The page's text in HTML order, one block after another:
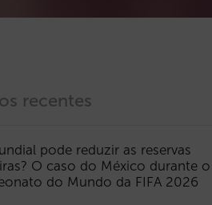
recentes
pode reduzir as reservas
O caso do México durante o
do Mundo da FIFA 2026